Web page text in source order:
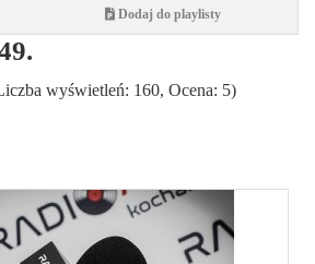
Dodaj do playlisty
wyświetleń: 160, Ocena: 5)